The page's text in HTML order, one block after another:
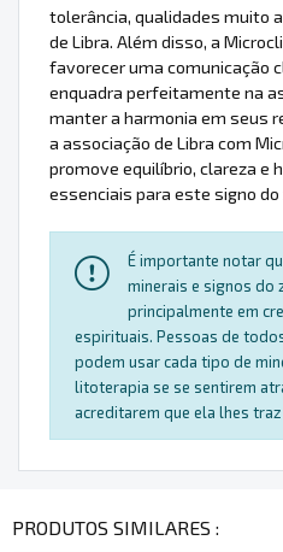
tolerância, qualidades muito
de Libra. Além disso, a
favorecer uma comunicação
enquadra perfeitamente na
manter a harmonia em seus
a associação de Libra com
promove equilíbrio, clareza e
essenciais para este signo do
É importante notar
minerais e signos do
principalmente em
espirituais. Pessoas de
podem usar cada tipo de
litoterapia se se sentirem
acreditarem que ela lhes
PRODUTOS SIMILARES :